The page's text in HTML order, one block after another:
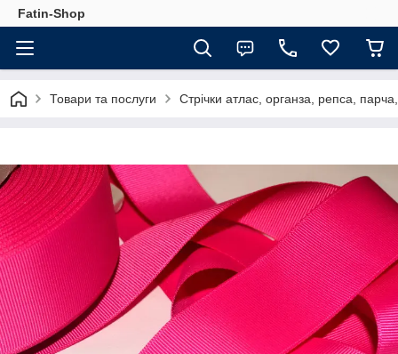
Fatin-Shop
Товари та послуги Стрічки атлас, органза, репса,